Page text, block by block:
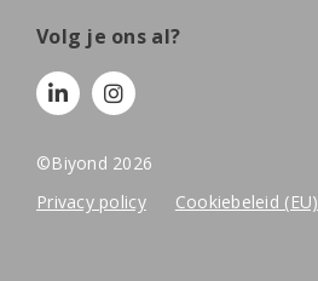
Volg je ons al?
©Biyond 2026
Privacy policy
Cookiebeleid (EU)